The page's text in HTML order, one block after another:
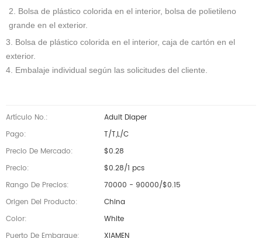
2. Bolsa de plástico colorida en el interior, bolsa de polietileno
grande en el exterior.
3. Bolsa de plástico colorida en el interior, caja de cartón en el
exterior.
4. Embalaje individual según las solicitudes del cliente.
Artículo No.:
Adult Diaper
Pago:
T/T,L/C
Precio De Mercado:
$0.28
Precio:
$0.28/1 pcs
Rango De Precios:
70000 - 90000/$0.15
Origen Del Producto:
China
Color:
White